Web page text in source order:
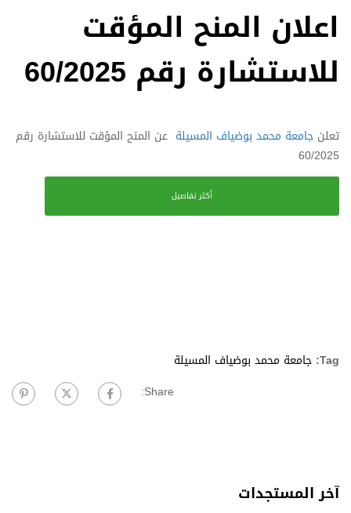
اعلان المنح المؤقت
للاستشارة رقم 60/2025
تعلن جامعة محمد بوضياف المسيلة عن المنح المؤقت للاستشارة رقم
60/2025
أكثر تفاصيل
Tag: جامعة محمد بوضياف المسيلة
Share:
آخر المستجدات